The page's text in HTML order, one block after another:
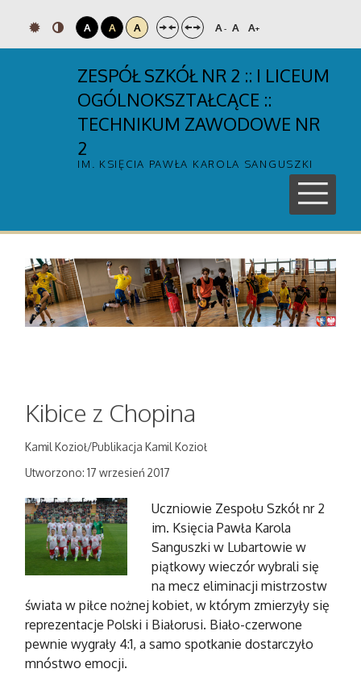
A A A A- A A+
ZESPÓŁ SZKÓŁ NR 2 :: I LICEUM
OGÓLNOKSZTAŁCĄCE ::
TECHNIKUM ZAWODOWE NR
2
IM. KSIĘCIA PAWŁA KAROLA SANGUSZKI
Kibice z Chopina
Kamil Kozioł/Publikacja Kamil Kozioł
Utworzono: 17 wrzesień 2017
Uczniowie Zespołu Szkół nr 2
im. Księcia Pawła Karola
Sanguszki w Lubartowie w
piątkowy wieczór wybrali się
na mecz eliminacji mistrzostw
świata w piłce nożnej kobiet, w którym zmierzyły się
reprezentacje Polski i Białorusi. Biało-czerwone
pewnie wygrały 4:1, a samo spotkanie dostarczyło
mnóstwo emocji.